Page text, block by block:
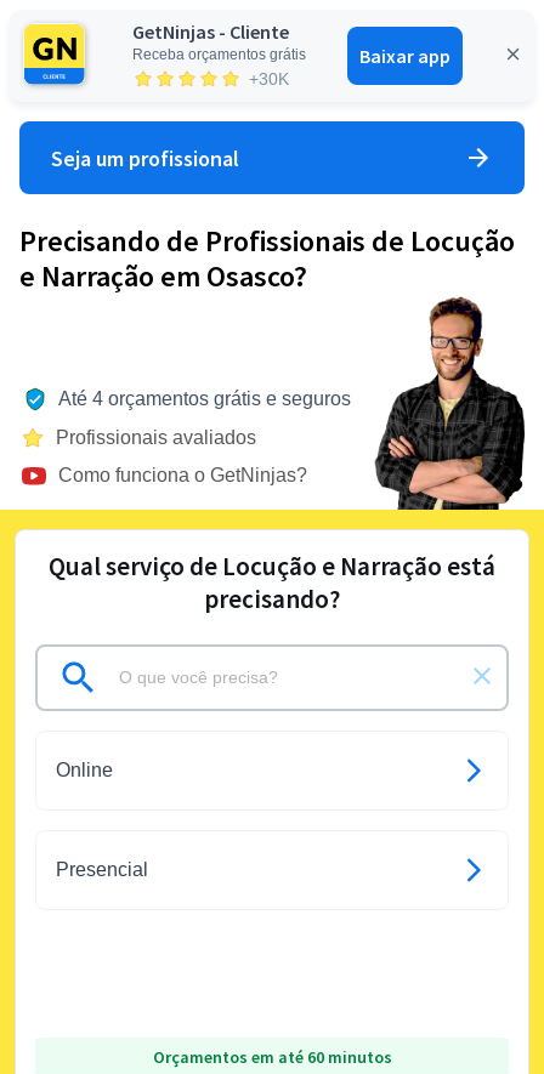
GetNinjas - Cliente
Receba orçamentos grátis
+30K
Baixar app
Entrar
Seja um profissional
Precisando de Profissionais de Locução
e Narração em Osasco?
Até 4 orçamentos grátis e seguros
Profissionais avaliados
Como funciona o GetNinjas?
Qual serviço de Locução e Narração está
precisando?
Online
Presencial
Orçamentos em até 60 minutos